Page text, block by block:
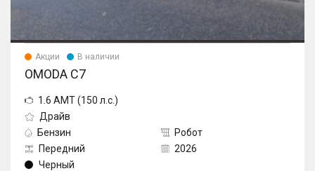
Акции В наличии
OMODA C7
1.6 AMT (150 л.с.)
Драйв
Бензин
Робот
Передний
2026
Черный